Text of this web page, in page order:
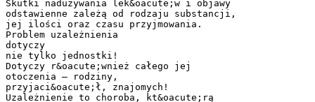
Skutki nadużywania lek&oacute;w i objawy
odstawienne zależą od rodzaju substancji,
jej ilości oraz czasu przyjmowania.
Problem uzależnienia
dotyczy
nie tylko jednostki!
Dotyczy r&oacute;wnież całego jej
otoczenia – rodziny,
przyjaci&oacute;ł, znajomych!
Uzależnienie to choroba, kt&oacute;rą